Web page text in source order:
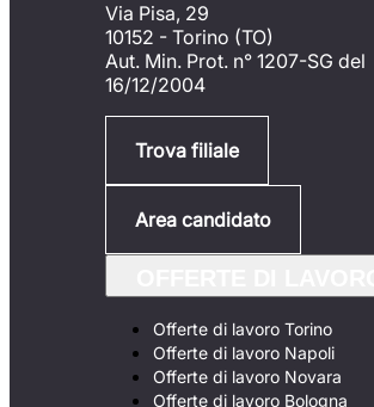
Via Pisa, 29
10152 - Torino (TO)
Aut. Min. Prot. n° 1207-SG del
16/12/2004
Trova filiale
Area candidato
Offerte di lavoro Torino
Offerte di lavoro Napoli
Offerte di lavoro Novara
Offerte di lavoro Bologna